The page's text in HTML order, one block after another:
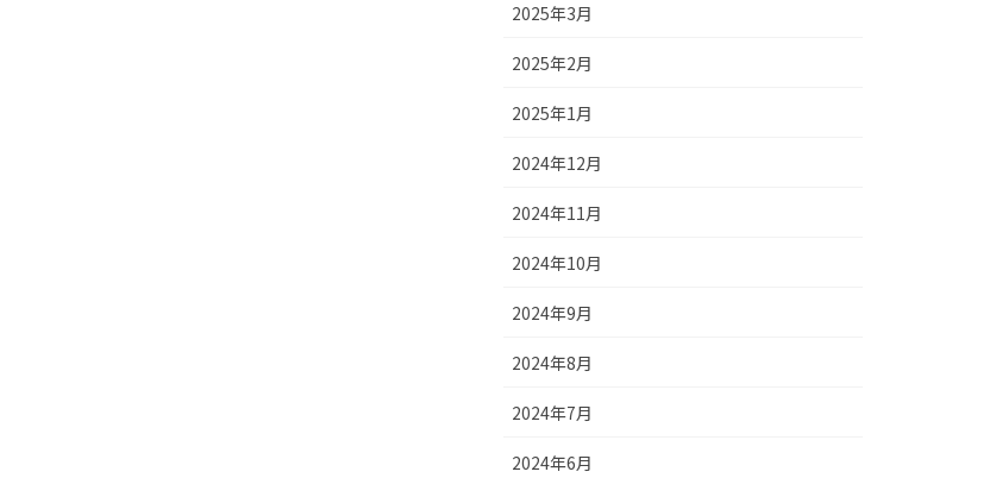
2025年3月
2025年2月
2025年1月
2024年12月
2024年11月
2024年10月
2024年9月
2024年8月
2024年7月
2024年6月